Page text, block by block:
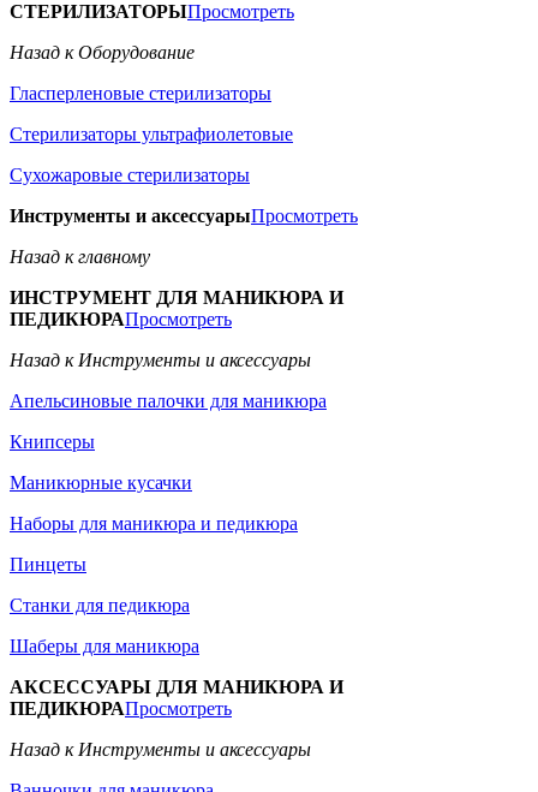
СТЕРИЛИЗАТОРЫПросмотреть
Назад к Оборудование
Гласперленовые стерилизаторы
Стерилизаторы ультрафиолетовые
Сухожаровые стерилизаторы
Инструменты и аксессуарыПросмотреть
Назад к главному
ИНСТРУМЕНТ ДЛЯ МАНИКЮРА И
ПЕДИКЮРАПросмотреть
Назад к Инструменты и аксессуары
Апельсиновые палочки для маникюра
Книпсеры
Маникюрные кусачки
Наборы для маникюра и педикюра
Пинцеты
Станки для педикюра
Шаберы для маникюра
АКСЕССУАРЫ ДЛЯ МАНИКЮРА И
ПЕДИКЮРАПросмотреть
Назад к Инструменты и аксессуары